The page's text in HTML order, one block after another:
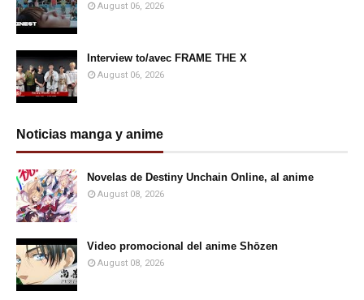
August 06, 2026
Interview to/avec FRAME THE X
August 06, 2026
Noticias manga y anime
Novelas de Destiny Unchain Online, al anime
August 08, 2026
Video promocional del anime Shōzen
August 08, 2026